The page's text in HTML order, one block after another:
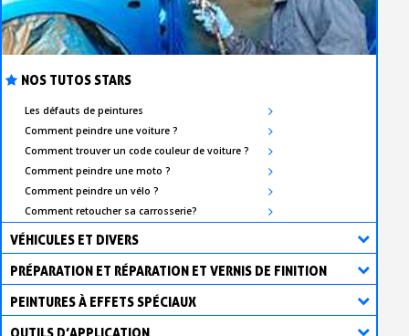
NOS TUTOS STARS
Les défauts de peintures
Comment peindre une voiture ?
Comment trouver un code couleur de voiture ?
Comment peindre une moto ?
Comment peindre un vélo ?
Comment retoucher sa carrosserie?
VÉHICULES ET DIVERS
PRÉPARATION ET RÉPARATION ET VERNIS DE FINITION
PEINTURES À EFFETS SPÉCIAUX
OUTILS D’APPLICATION